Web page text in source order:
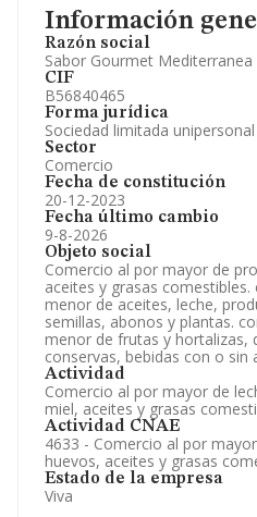
Información
Razón social
Sabor Gourmet Mediterranea
CIF
B56840465
Forma jurídica
Sociedad limitada unipersonal
Sector
Comercio
Fecha de constitución
20-12-2023
Fecha último cambio
9-8-2026
Objeto social
Comercio al por mayor de
aceites y grasas
menor de aceites, leche,
semillas, abonos y plantas.
menor de frutas y hortalizas,
conservas, bebidas con o sin
Actividad
Comercio al por mayor de
miel, aceites y grasas
Actividad CNAE
4633 - Comercio al por
huevos, aceites y grasas
Estado de la empresa
Viva
Información oficial y